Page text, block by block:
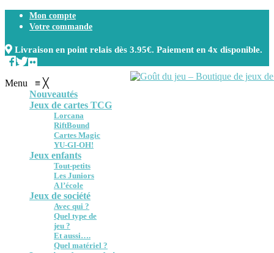
Mon compte
Votre commande
Livraison en point relais dès 3.95€. Paiement en 4x disponible.
Menu ≡ ╳
Nouveautés
Jeux de cartes TCG
Lorcana
RiftBound
Cartes Magic
YU-GI-OH!
Jeux enfants
Tout-petits
Les Juniors
A l’école
Jeux de société
Avec qui ?
Quel type de
jeu ?
Et aussi….
Quel matériel ?